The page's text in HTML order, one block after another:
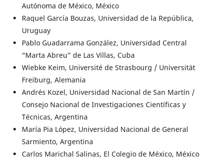
Autónoma de México, México
Raquel García Bouzas, Universidad de la República,
Uruguay
Pablo Guadarrama González, Universidad Central
“Marta Abreu” de Las Villas, Cuba
Wiebke Keim, Université de Strasbourg / Universität
Freiburg, Alemania
Andrés Kozel, Universidad Nacional de San Martín /
Consejo Nacional de Investigaciones Científicas y
Técnicas, Argentina
María Pia López, Universidad Nacional de General
Sarmiento, Argentina
Carlos Marichal Salinas, El Colegio de México, México